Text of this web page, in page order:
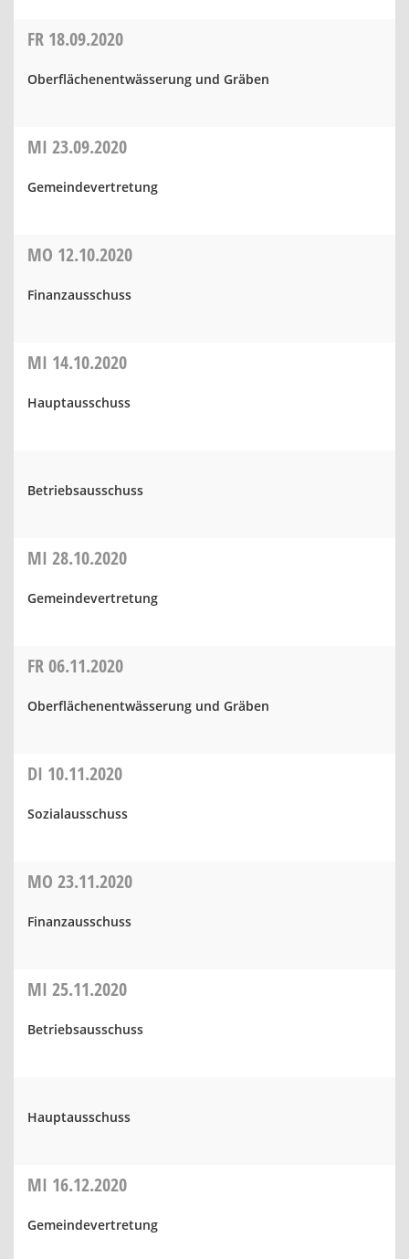
FR 18.09.2020
Oberflächenentwässerung und Gräben
MI 23.09.2020
Gemeindevertretung
MO 12.10.2020
Finanzausschuss
MI 14.10.2020
Hauptausschuss
Betriebsausschuss
MI 28.10.2020
Gemeindevertretung
FR06.11.2020
Oberflächenentwässerung und Gräben
DI 10.11.2020
Sozialausschuss
MO 23.11.2020
Finanzausschuss
MI 25.11.2020
Betriebsausschuss
Hauptausschuss
MI 16.12.2020
Gemeindevertretung